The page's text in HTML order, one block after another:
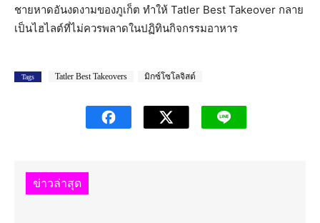
ชายหาดอันงดงามของภูเก็ต ทำให้ Tatler Best Takeover กลาย
เป็นไฮไลต์ที่ไม่ควรพลาดในปฏิทินกิจกรรมอาหาร
Tags Tatler Best Takeovers มิกซ์โซโลจิสต์
ข่าวล่าสุด